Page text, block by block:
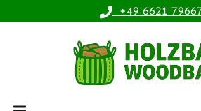
+49 6621